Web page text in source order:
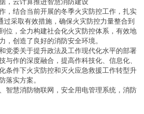
，结合当前开展的冬季火灾防控工作，扎实
过采取有效措施，确保火灾防控力量整合到
位，全力构建社会化火灾防控体系，有效地
，创造了良好的消防安全环境。
党委关于提升政法及工作现代化水平的部署
与作的深度融合，提高作科技化、信息化、
条件下火灾防控和灭火应急救援工作转型升
落实方案。
智慧消防物联网，安全用电管理系统，消防